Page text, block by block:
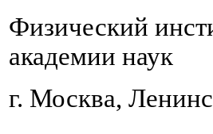
Физический
академии наук
г. Москва,